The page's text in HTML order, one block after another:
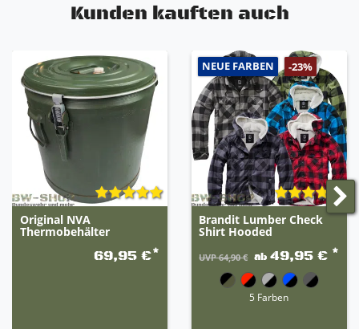
angenehmer Tragekomfort
Kunden kauften auch
Original NVA
Thermobehälter
69,95 €*
NEUE FARBEN -23%
Brandit Lumber Check
Shirt Hooded
UVP 64,90 € ab 49,95 € *
5 Farben